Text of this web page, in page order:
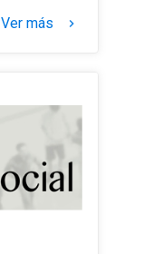
Ver más keyboard_arrow_right